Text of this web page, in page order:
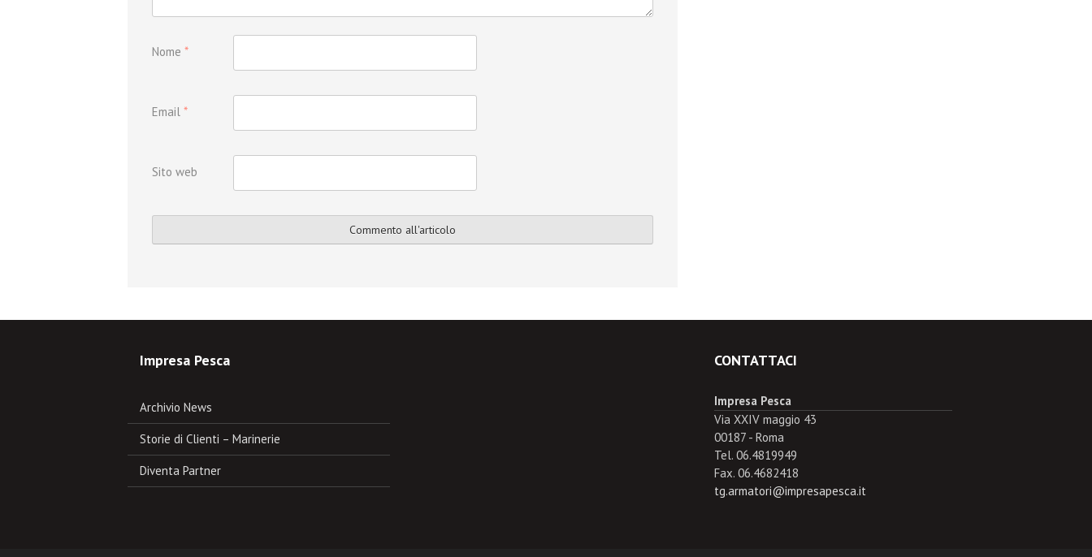
Nome *
Email *
Sito web
Impresa Pesca
Archivio News
Storie di Clienti – Marinerie
Diventa Partner
CONTATTACI
Impresa Pesca
Via XXIV maggio 43
00187 - Roma
Tel. 06.4819949
Fax. 06.4682418
tg.armatori@impresapesca.it